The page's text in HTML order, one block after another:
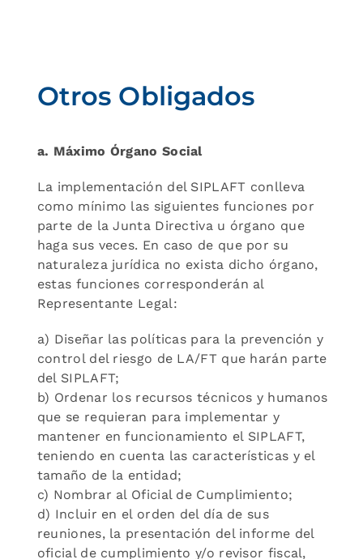
Otros Obligados
a. Máximo Órgano Social
La implementación del SIPLAFT conlleva
como mínimo las siguientes funciones por
parte de la Junta Directiva u órgano que
haga sus veces. En caso de que por su
naturaleza jurídica no exista dicho órgano,
estas funciones corresponderán al
Representante Legal:
a) Diseñar las políticas para la prevención y
control del riesgo de LA/FT que harán parte
del SIPLAFT;
b) Ordenar los recursos técnicos y humanos
que se requieran para implementar y
mantener en funcionamiento el SIPLAFT,
teniendo en cuenta las características y el
tamaño de la entidad;
c) Nombrar al Oficial de Cumplimiento;
d) Incluir en el orden del día de sus
reuniones, la presentación del informe del
oficial de cumplimiento y/o revisor fiscal,